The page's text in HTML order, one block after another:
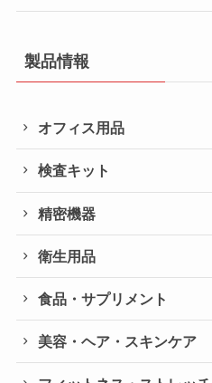
製品情報
オフィス用品
検査キット
精密機器
衛生用品
食品・サプリメント
美容・ヘア・スキンケア